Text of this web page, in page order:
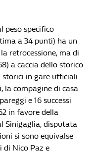
peso specifico
a 34 punti) ha un
retrocessione, ma di
a caccia dello storico
storici in gare ufficiali
la compagine di casa
e 16 successi
in favore della
Sinigaglia, disputata
si sono equivalse
di Nico Paz e